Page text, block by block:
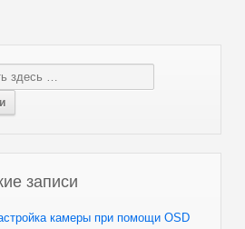
записи
камеры при помощи OSD